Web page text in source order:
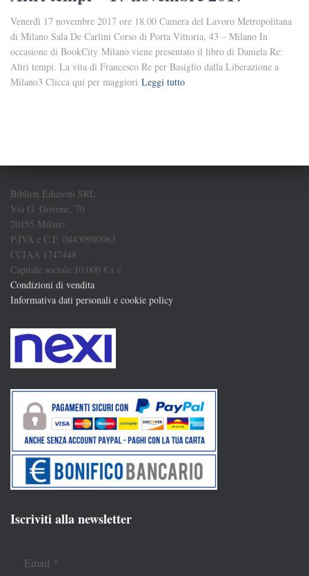
Venerdì 17 novembre 2017 ore 18.00 Camera del Lavoro Metropolitana
di Milano Sala De Carlini Corso di Porta Vittoria, 43 – Milano In
occasione di BookCity Milano viene presentato il libro di Daniela Re:
Altri tempi. La vita di Francesco Re per Basiglio dalla Liberazione a
Milano3 Clicca qui per maggiori Leggi tutto
Biblion Edizioni SRL
Via G. Govone, 70
20155 Milano
P.IVA e C.F. 04430980963
CCIAA 1747448
Capitale sociale 10.000 € i.v.
Condizioni di vendita
Informativa dati personali e cookie policy
Iscriviti alla newsletter
Email *